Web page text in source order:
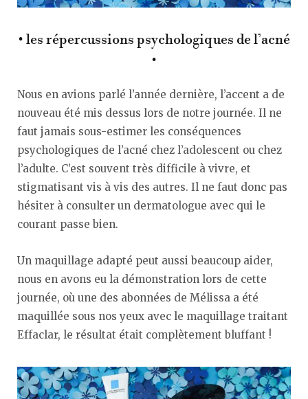
• les répercussions psychologiques de l’acné
•
Nous en avions parlé l’année dernière, l’accent a de
nouveau été mis dessus lors de notre journée. Il ne
faut jamais sous-estimer les conséquences
psychologiques de l’acné chez l’adolescent ou chez
l’adulte. C’est souvent très difficile à vivre, et
stigmatisant vis à vis des autres. Il ne faut donc pas
hésiter à consulter un dermatologue avec qui le
courant passe bien.
Un maquillage adapté peut aussi beaucoup aider,
nous en avons eu la démonstration lors de cette
journée, où une des abonnées de Mélissa a été
maquillée sous nos yeux avec le maquillage traitant
Effaclar, le résultat était complètement bluffant !